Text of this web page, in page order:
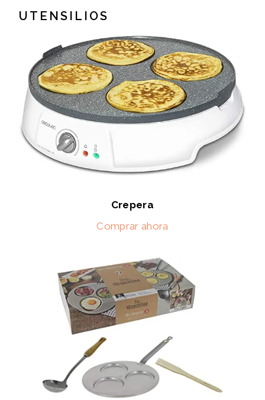
UTENSILIOS
Crepera
Comprar ahora